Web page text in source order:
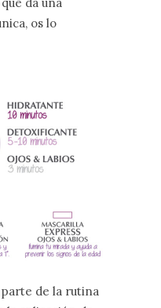
da una
os lo
de la rutina